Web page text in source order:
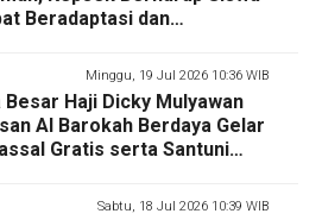
Beradaptasi dan
Minggu, 19 Jul 2026 10:36 WIB
Besar Haji Dicky Mulyawan
Al Barokah Berdaya Gelar
Gratis serta Santuni
Sabtu, 18 Jul 2026 10:39 WIB